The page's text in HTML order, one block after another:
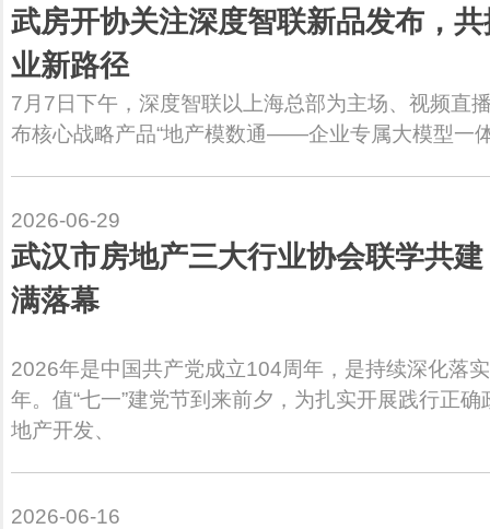
武房开协关注深度智联新品发布，
业新路径
7月7日下午，深度智联以上海总部为主场、视频直
布核心战略产品“地产模数通——企业专属大模型一
2026-06-29
武汉市房地产三大行业协会联学共
满落幕
2026年是中国共产党成立104周年，是持续深化落
年。值“七一”建党节到来前夕，为扎实开展践行正
地产开发、
2026-06-16